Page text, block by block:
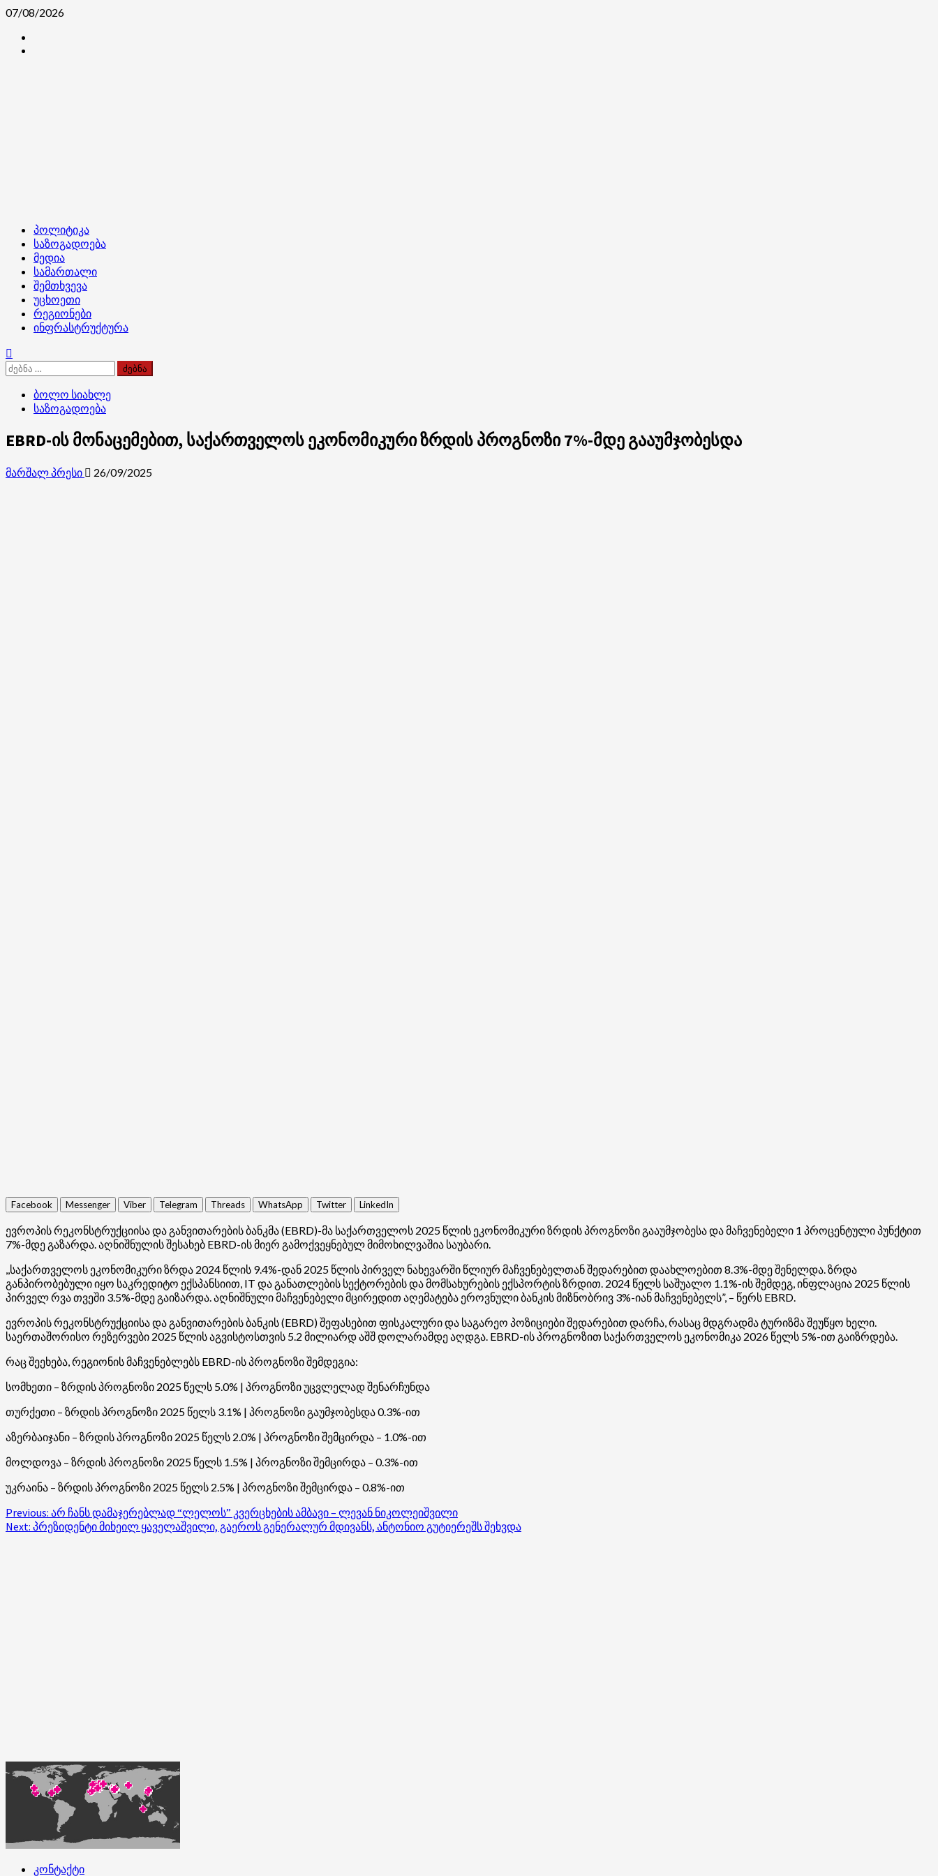
Skip
content
07/08/2026
Primary
Menu
პოლიტიკა
საზოგადოება
მედია
სამართალი
შემთხვევა
უცხოეთი
რეგიონები
ინფრასტრუქტურა
ძებნა:
ბოლო სიახლე
საზოგადოება
EBRD-ის მონაცემებით, საქართველოს ეკონომიკური ზრდის პროგნოზი 7%-მდე გააუმჯობესდა
მარშალ პრესი 26/09/2025
Facebook Messenger Viber Telegram Threads WhatsApp Twitter LinkedIn
ევროპის რეკონსტრუქციისა და განვითარების ბანკმა (EBRD)-მა საქართველოს 2025 წლის ეკონომიკური ზრდის პროგნოზი გააუმჯობესა და მაჩვენებელი 1 პროცენტული პუნქტით
7%-მდე გაზარდა. აღნიშნულის შესახებ EBRD-ის მიერ გამოქვეყნებულ მიმოხილვაშია საუბარი.
,,საქართველოს ეკონომიკური ზრდა 2024 წლის 9.4%-დან 2025 წლის პირველ ნახევარში წლიურ მაჩვენებელთან შედარებით დაახლოებით 8.3%-მდე შენელდა. ზრდა
განპირობებული იყო საკრედიტო ექსპანსიით, IT და განათლების სექტორების და მომსახურების ექსპორტის ზრდით. 2024 წელს საშუალო 1.1%-ის შემდეგ, ინფლაცია 2025 წლის
პირველ რვა თვეში 3.5%-მდე გაიზარდა. აღნიშნული მაჩვენებელი მცირედით აღემატება ეროვნული ბანკის მიზნობრივ 3%-იან მაჩვენებელს”, – წერს EBRD.
ევროპის რეკონსტრუქციისა და განვითარების ბანკის (EBRD) შეფასებით ფისკალური და საგარეო პოზიციები შედარებით დარჩა, რასაც მდგრადმა ტურიზმა შეუწყო ხელი.
საერთაშორისო რეზერვები 2025 წლის აგვისტოსთვის 5.2 მილიარდ აშშ დოლარამდე აღდგა. EBRD-ის პროგნოზით საქართველოს ეკონომიკა 2026 წელს 5%-ით გაიზრდება.
რაც შეეხება, რეგიონის მაჩვენებლებს EBRD-ის პროგნოზი შემდეგია:
სომხეთი – ზრდის პროგნოზი 2025 წელს 5.0% | პროგნოზი უცვლელად შენარჩუნდა
თურქეთი – ზრდის პროგნოზი 2025 წელს 3.1% | პროგნოზი გაუმჯობესდა 0.3%-ით
აზერბაიჯანი – ზრდის პროგნოზი 2025 წელს 2.0% | პროგნოზი შემცირდა – 1.0%-ით
მოლდოვა – ზრდის პროგნოზი 2025 წელს 1.5% | პროგნოზი შემცირდა – 0.3%-ით
უკრაინა – ზრდის პროგნოზი 2025 წელს 2.5% | პროგნოზი შემცირდა – 0.8%-ით
Post
navigation
Previous: არ ჩანს დამაჯერებლად “ლელოს” კვერცხების ამბავი – ლევან ნიკოლეიშვილი
Next: პრეზიდენტი მიხეილ ყაველაშვილი, გაეროს გენერალურ მდივანს, ანტონიო გუტიერეშს შეხვდა
კონტაქტი